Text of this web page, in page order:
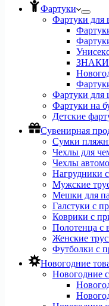
Фартуки
Фартуки для
Фартуки для
Фартуки на
Детские
Сувенирная
Сумки
Чехлы для
Чехлы
Нагрудники
Мужские
Мешки для
Галстуки с
Коврики с
Полотенца с
Женские
Футболки с
Новогодние
Новогодние